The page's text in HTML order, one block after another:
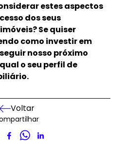
estes aspectos
dos seus
Se quiser
como investir em
nosso próximo
o seu perfil de
Voltar